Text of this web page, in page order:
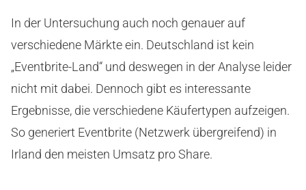
In der Untersuchung auch noch genauer auf
verschiedene Märkte ein. Deutschland ist kein
„Eventbrite-Land“ und deswegen in der Analyse leider
nicht mit dabei. Dennoch gibt es interessante
Ergebnisse, die verschiedene Käufertypen aufzeigen.
So generiert Eventbrite (Netzwerk übergreifend) in
Irland den meisten Umsatz pro Share.